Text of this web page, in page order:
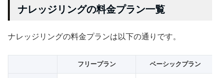
ナレッジリングの料金プラン一覧
ナレッジリングの料金プランは以下の通りです。
フリープラン ベーシックプラン